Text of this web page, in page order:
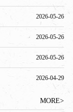
2026-05-26
2026-05-26
2026-05-26
2026-04-29
MORE>